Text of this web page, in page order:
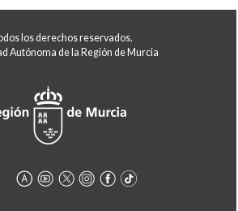
los derechos reservados.
Autónoma de la Región de Murcia